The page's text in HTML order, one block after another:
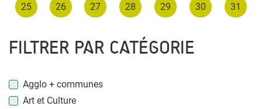
25 26 27 28 29 30 31
FILTRER PAR CATÉGORIE
Agglo + communes
Art et Culture